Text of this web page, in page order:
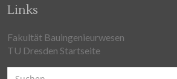
Links
Fakultät Bauingenieurwesen
TU Dresden Startseite
Suchen